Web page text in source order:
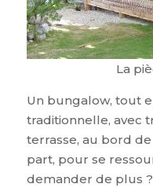
La
Un bungalow, tout
traditionnelle, avec
terrasse, au bord
part, pour se
demander de plus ?